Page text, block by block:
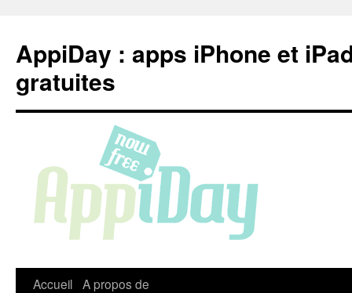
contenu
AppiDay : apps iPhone et
gratuites
Accueil A propos de